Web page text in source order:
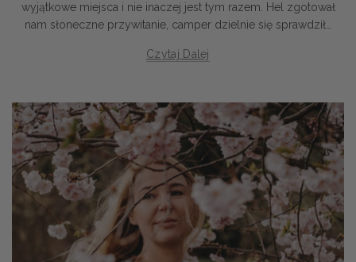
wyjątkowe miejsca i nie inaczej jest tym razem. Hel zgotował
nam słoneczne przywitanie, camper dzielnie się sprawdził…
Czytaj Dalej